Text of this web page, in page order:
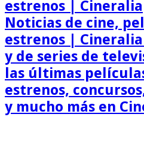
Noticias de cine,
estrenos |
y de series de
las últimas
estrenos,
y mucho más en